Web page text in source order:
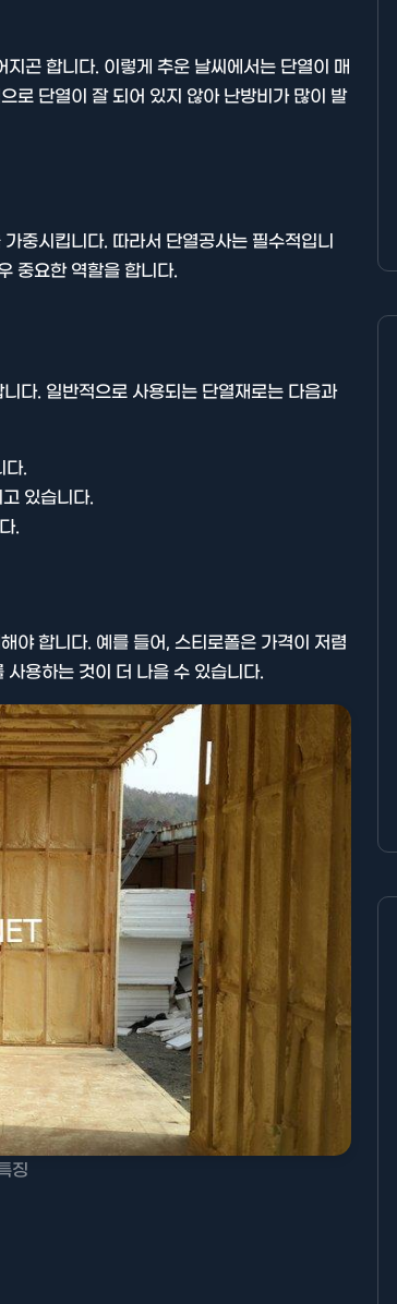
곤 합니다. 이렇게 추운 날씨에서는 단열이 매
로 단열이 잘 되어 있지 않아 난방비가 많이 발
중시킵니다. 따라서 단열공사는 필수적입니
중요한 역할을 합니다.
다. 일반적으로 사용되는 단열재로는 다음과
다.
있습니다.
.
야 합니다. 예를 들어, 스티로폴은 가격이 저렴
용하는 것이 더 나을 수 있습니다.
징
AllBlog에 RSS 피드를 제출하는
방법에 대해 안내드립니다.